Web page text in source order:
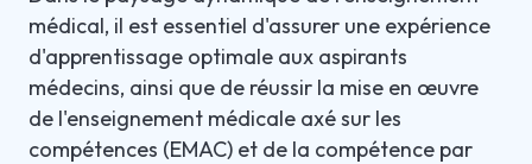
médical, il est essentiel d'assurer une expérience
d'apprentissage optimale aux aspirants
médecins, ainsi que de réussir la mise en œuvre
de l'enseignement médicale axé sur les
compétences (EMAC) et de la compétence par